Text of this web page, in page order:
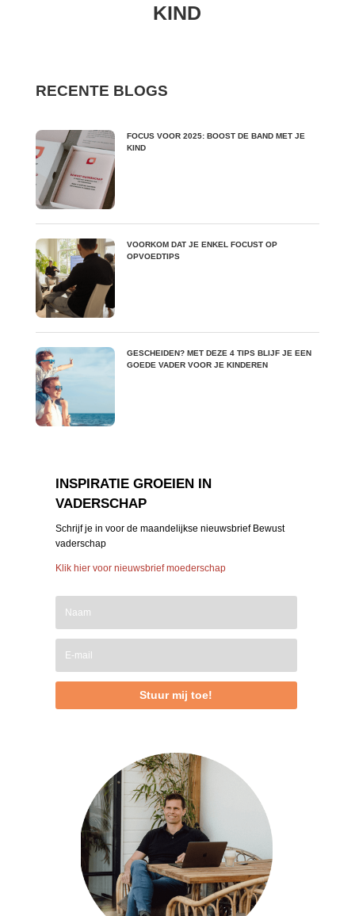
KIND
RECENTE BLOGS
FOCUS VOOR 2025: BOOST DE BAND MET JE
KIND
VOORKOM DAT JE ENKEL FOCUST OP
OPVOEDTIPS
GESCHEIDEN? MET DEZE 4 TIPS BLIJF JE EEN
GOEDE VADER VOOR JE KINDEREN
INSPIRATIE GROEIEN IN
VADERSCHAP
Schrijf je in voor de maandelijkse nieuwsbrief Bewust
vaderschap
Klik hier voor nieuwsbrief moederschap
Stuur mij toe!